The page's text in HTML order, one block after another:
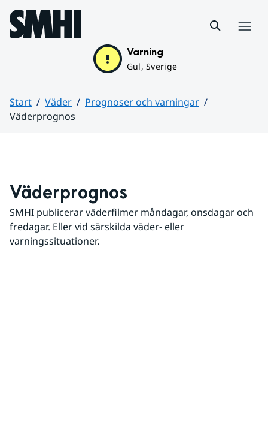
Hoppa till sidans innehåll
Varning
Gul, Sverige
Start Väder
Prognoser och varningar
Väderprognos
Väderprognos
SMHI publicerar väderfilmer måndagar, onsdagar och
fredagar. Eller vid särskilda väder- eller
varningssituationer.